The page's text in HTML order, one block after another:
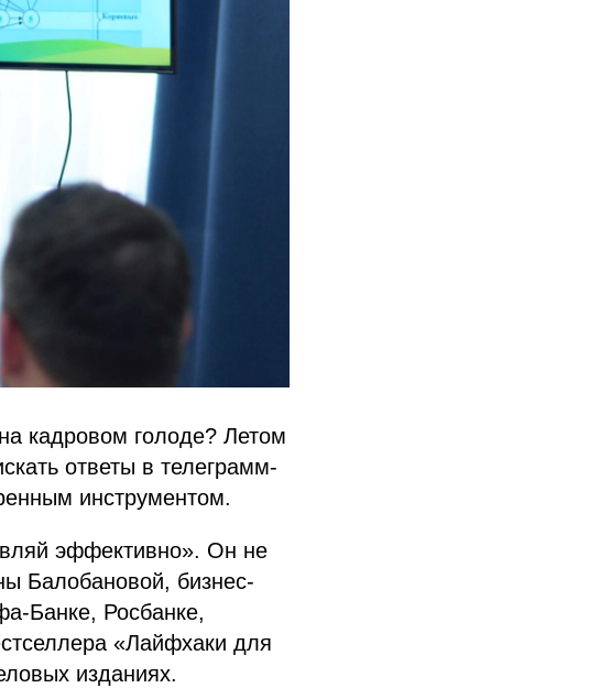
кадровом голоде? Летом
ответы в телеграмм-
инструментом.
эффективно». Он не
Балобановой, бизнес-
Банке, Росбанке,
«Лайфхаки для
изданиях.